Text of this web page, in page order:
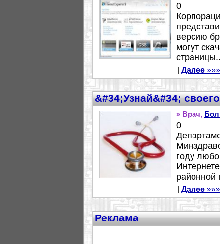
0
версию
могут
Далее »»»
&#34;Узнай&#34;
» Врач,
0
году
районной
Далее »»»
Реклама